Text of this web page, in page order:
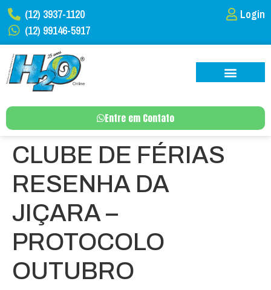
(12) 3937-1120
(12) 99146-5917
Login
Entre em Contato
CLUBE DE FÉRIAS
RESENHA DA
JIÇARA –
PROTOCOLO
OUTUBRO